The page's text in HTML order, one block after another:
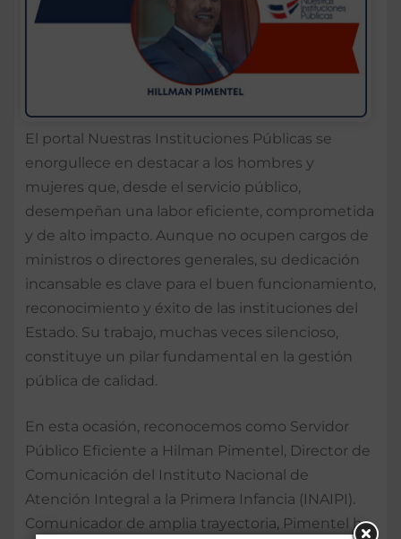
El portal Nuestras Instituciones Públicas se
enorgullece en destacar a los hombres y
mujeres que, desde el servicio público,
desempeñan una labor eficiente, comprometida
y de alto impacto. Aunque no ocupen cargos de
ministros o directores generales, su dedicación
incansable es clave para el buen funcionamiento,
reconocimiento y éxito de las instituciones del
Estado. Su trabajo, muchas veces silencioso,
constituye un pilar fundamental en la gestión
pública de calidad.
En esta ocasión, reconocemos como Servidor
Público Eficiente a Hilman Pimentel, Director de
Comunicación del Instituto Nacional de
Atención Integral a la Primera Infancia (INAIPI).
Comunicador de amplia trayectoria, Pimentel ha